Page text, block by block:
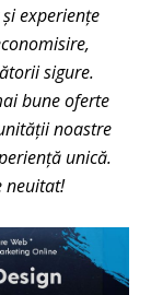
experiențe
sigure.
bune oferte
noastre
unică.
neuitat!